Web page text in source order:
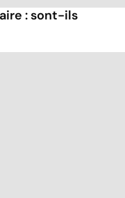
: sont-ils